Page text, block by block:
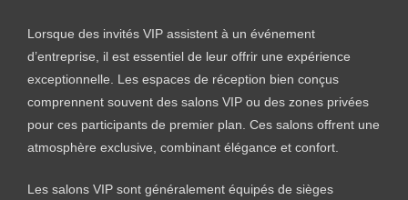
Lorsque des invités VIP assistent à un événement
d’entreprise, il est essentiel de leur offrir une expérience
exceptionnelle. Les espaces de réception bien conçus
comprennent souvent des salons VIP ou des zones privées
pour ces participants de premier plan. Ces salons offrent une
atmosphère exclusive, combinant élégance et confort.
Les salons VIP sont généralement équipés de sièges